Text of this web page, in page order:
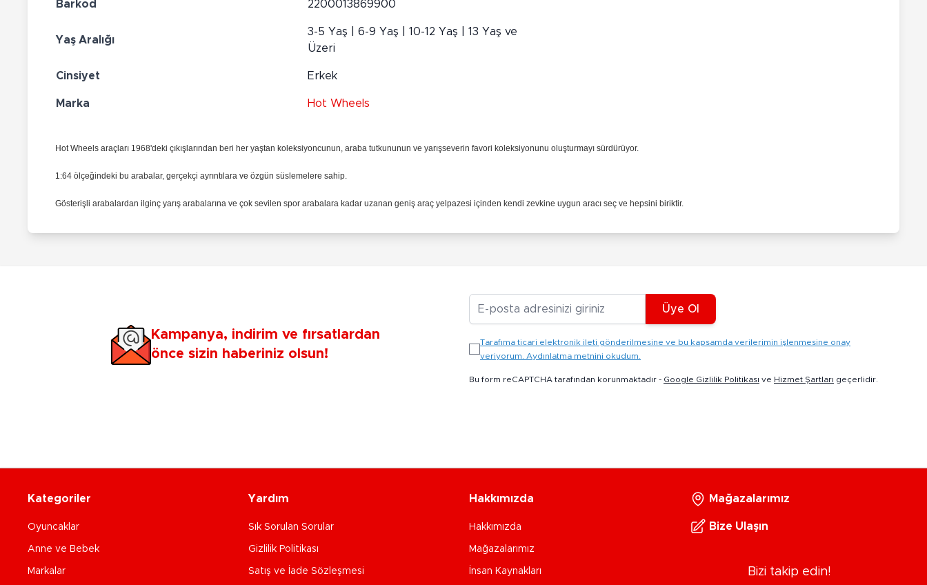
Barkod 2200013869900
Yaş Aralığı
3-5 Yaş | 6-9 Yaş | 10-12 Yaş | 13 Yaş ve
Üzeri
Cinsiyet Erkek
Marka Hot Wheels
Hot Wheels araçları 1968'deki çıkışlarından beri her yaştan koleksiyoncunun, araba tutkununun ve yarışseverin favori koleksiyonunu oluşturmayı sürdürüyor.
1:64 ölçeğindeki bu arabalar, gerçekçi ayrıntılara ve özgün süslemelere sahip.
Gösterişli arabalardan ilginç yarış arabalarına ve çok sevilen spor arabalara kadar uzanan geniş araç yelpazesi içinden kendi zevkine uygun aracı seç ve hepsini biriktir.
Kampanya, indirim ve fırsatlardan
önce sizin haberiniz olsun!
Üye Ol
Tarafıma ticari elektronik ileti gönderilmesine ve bu kapsamda verilerimin işlenmesine onay
veriyorum. Aydınlatma metnini okudum.
Bu form reCAPTCHA tarafından korunmaktadır - Google Gizlilik Politikası ve Hizmet Şartları geçerlidir.
Kategoriler
Oyuncaklar
Anne ve Bebek
Markalar
Yardım
Sık Sorulan Sorular
Gizlilik Politikası
Satış ve İade Sözleşmesi
Hakkımızda
Hakkımızda
Mağazalarımız
İnsan Kaynakları
Mağazalarımız
Bize Ulaşın
Bizi takip edin!